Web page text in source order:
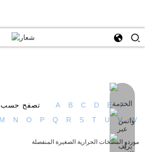
تصفح حسب A B C D E
F
M N O P Q R S T U V W
موردو المضخات الحرارية الصغيرة المنفصلة